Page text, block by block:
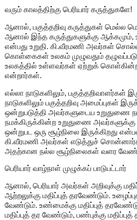
வரும் காலத்திற்கு பெரியார் கருத்துகளே!
ஆனால், பகுத்தறிவு கருத்துகள் மெல்ல
ஆனால் இந்த கருத்துகளுக்கு ஆக்கமும்,
என்பது உறுதி. கி.வீரமணி அவர்கள்
கொள்கைகள் உலகம் முழுவதும்
உலகத்தில் உள்ளவர்கள் ஏற்றுக்
என்றார்கள்.
எல்லா நாடுகளிலும், பகுத்தறிவாளர்கள்
நாடுகளிலும் பகுத்தறிவு அமைப்புகள்
ஒன்றுபடுத்தி அவர்களுடைய உறுதுணை
நமக்கிருக்கின்ற உறுதுணை
ஒன்றுபட ஒரு சூழ்நிலை இருக்கிறது
கி.வீரமணி அவர்கள் எடுத்துச்
அதற்கான நல்ல சூழ்நிலைகள் வளர
பெரியார் வாழ்நாள் முழுக்கப் பாடுபட்டார்
ஆனால், பெரியார் அவர்கள் அறிவுக்கு
ஆற்றலுக்கு மதிப்புத் தரவேண்டும்.
வேண்டும். உண்மைக்கு மதிப்புத்
மதிப்புத் தர வேண்டும், பண்புக்கு